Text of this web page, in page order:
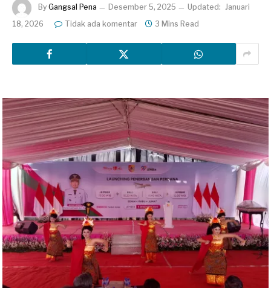
By Gangsal Pena Desember 5, 2025 Updated: Januari
18, 2026
Tidak ada komentar 3 Mins Read